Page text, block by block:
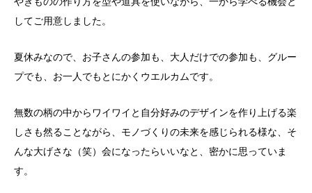
してご用意しました。
夏休みなので、お子さんの参加も、大人だけでの参加も、グルー
プでも、お一人でもとにかくウエルカムです。
無数の柄の中からワイワイと自分好みのデザインを作り上げる楽
しさも然ることながら、モノづくりの未来を感じられる様な、そ
んな大げさな（笑）会になったらいいなと、密かに思っていま
す。